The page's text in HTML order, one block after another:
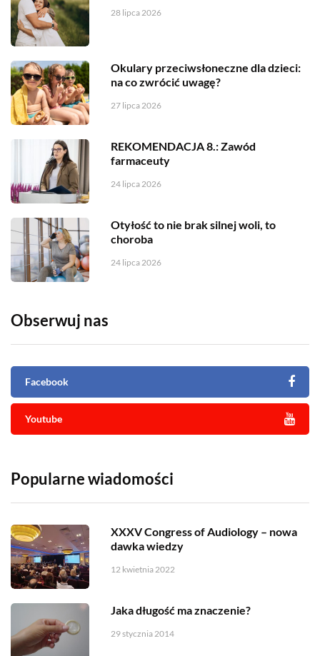
28 lipca 2026
Okulary przeciwsłoneczne dla dzieci:
na co zwrócić uwagę?
27 lipca 2026
REKOMENDACJA 8.: Zawód
farmaceuty
24 lipca 2026
Otyłość to nie brak silnej woli, to
choroba
24 lipca 2026
Obserwuj nas
Facebook
Youtube
Popularne wiadomości
XXXV Congress of Audiology – nowa
dawka wiedzy
12 kwietnia 2022
Jaka długość ma znaczenie?
29 stycznia 2014